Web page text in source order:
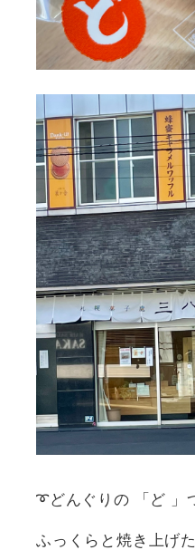
➰どんぐりの 「ど 」
ふっくらと焼き上げ